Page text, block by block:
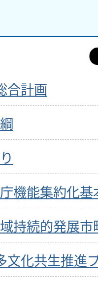
合計画
機能集約化基
持続的発展市
文化共生推進